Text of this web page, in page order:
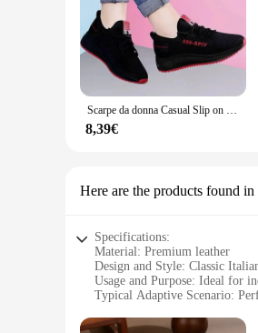
Scarpe da donna Casual Slip on Sneakers Lady Summer Sport Walking Scarpe da tennis Comode scarpe da corsa
8,39€
Here are the products found in
Specifications:
Material: Premium leather
Design and Style: Classic
Usage and Purpose: Ideal for
Typical Adaptive Scenario:
Performance and Property: